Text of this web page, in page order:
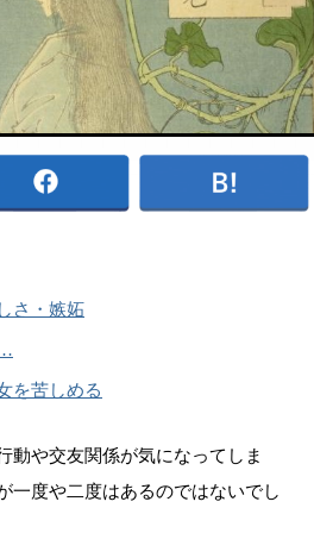
さ・嫉妬
を苦しめる
動や交友関係が気になってしま
一度や二度はあるのではないでし